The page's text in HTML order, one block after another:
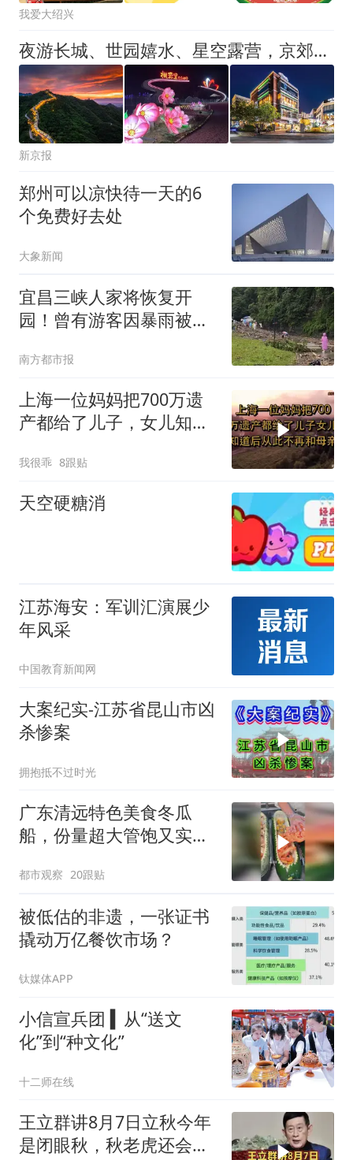
我爱大绍兴
夜游长城、世园嬉水、星空露营，京郊夏夜“微度假”火了
新京报
郑州可以凉快待一天的6
个免费好去处
大象新闻
宜昌三峡人家将恢复开
园！曾有游客因暴雨被
南方都市报
上海一位妈妈把700万遗
产都给了儿子，女儿知道
我很乖 8跟贴
天空硬糖消
江苏海安：军训汇演展少
年风采
中国教育新闻网
大案纪实-江苏省昆山市凶
杀惨案
拥抱抵不过时光
广东清远特色美食冬瓜
船，份量超大管饱又实
冬瓜餐也是蛮厉害的
都市观察 20跟贴
被低估的非遗，一张证书
撬动万亿餐饮市场？
钛媒体APP
小信宣兵团 ▍从“送文
化”到“种文化”
十二师在线
王立群讲8月7日立秋今年
是闭眼秋，秋老虎还会不